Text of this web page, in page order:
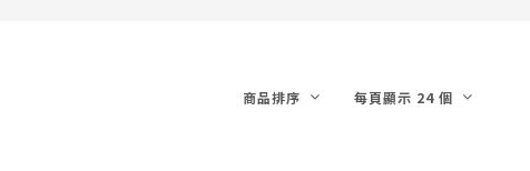
商品排序 每頁顯示 24 個